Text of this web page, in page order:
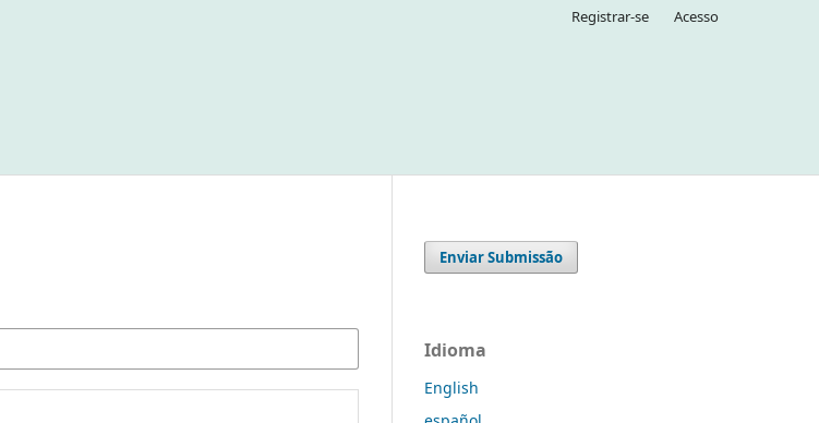
Registrar-se Acesso
Enviar Submissão
Idioma
English